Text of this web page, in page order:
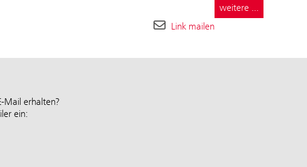
weitere ...
Link mailen
Mail erhalten?
ein: